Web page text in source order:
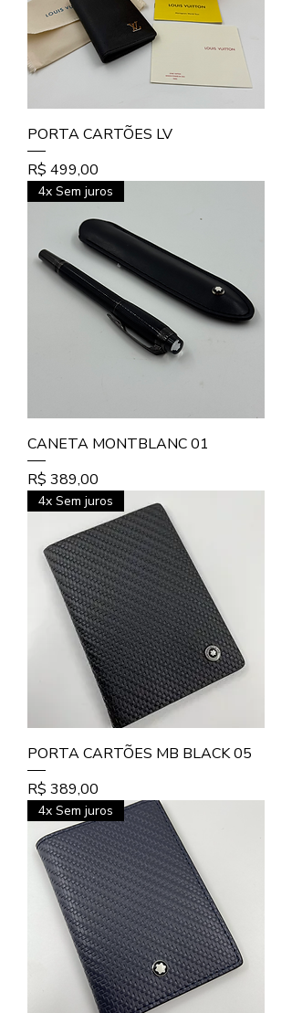
PORTA CARTÕES LV
Preço
R$ 499,00
4x Sem juros
CANETA MONTBLANC 01
Preço
R$ 389,00
4x Sem juros
PORTA CARTÕES MB BLACK 05
Preço
R$ 389,00
4x Sem juros